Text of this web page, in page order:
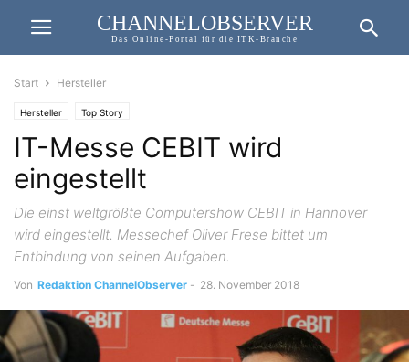
CHANNELOBSERVER
Das Online-Portal für die ITK-Branche
Start Hersteller
Hersteller Top Story
IT-Messe CEBIT wird
eingestellt
Die einst weltgrößte Computershow CEBIT in Hannover
wird eingestellt. Messechef Oliver Frese bittet um
Entbindung von seinen Aufgaben.
Von Redaktion ChannelObserver - 28. November 2018